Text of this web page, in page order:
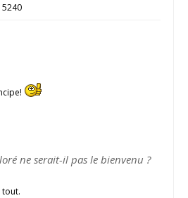
5240
ne serait-il pas le bienvenu ?
tout.